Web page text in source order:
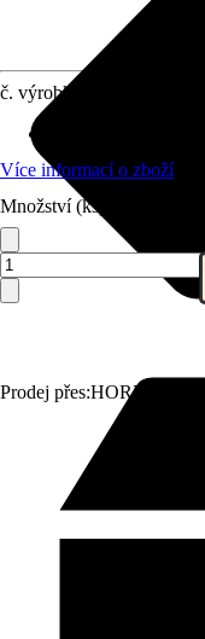
Prodej přes:HORNBACH
č. výrobku
Více informací o zboží
Množství (ks)